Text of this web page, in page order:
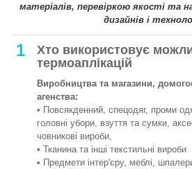
матеріалів, перевіркою якості та
дизайнів і
1
Хто використовує
термоаплікацій
Виробництва та магазини,
агенства:
• Повсякденний, спецодяг, проми
головні убори, взуття та сумки,
човникові вироби,
• Тканина та інші текстильні вироби
• Предмети інтер'єру, меблі,